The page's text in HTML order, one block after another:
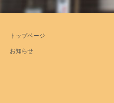
トップページ
お知らせ